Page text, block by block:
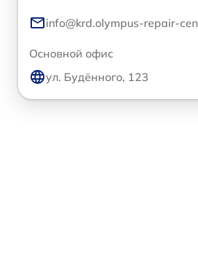
info@krd.olympus-repair-
Основной офис
ул. Будённого, 123